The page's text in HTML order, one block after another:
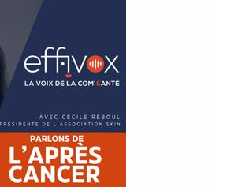
efficaces en communication santé